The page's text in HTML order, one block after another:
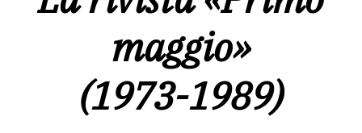
maggio»
(1973-1989)